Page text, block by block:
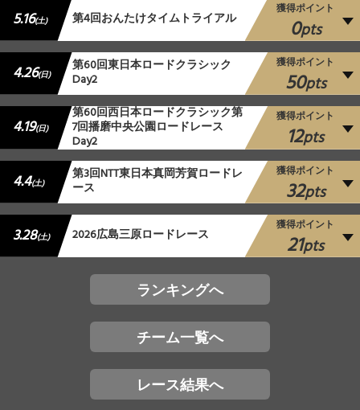
5.16(土) 第4回おんたけタイムトライアル
獲得ポイント
0pts
4.26(日) 第60回東日本ロードクラシック
Day2
獲得ポイント
50pts
4.19(日)
第60回西日本ロードクラシック第
7回播磨中央公園ロードレース
Day2
獲得ポイント
12pts
4.4(土) 第3回NTT東日本真岡芳賀ロードレ
ース
獲得ポイント
32pts
3.28(土) 2026広島三原ロードレース
獲得ポイント
21pts
ランキングへ
チーム一覧へ
レース結果へ